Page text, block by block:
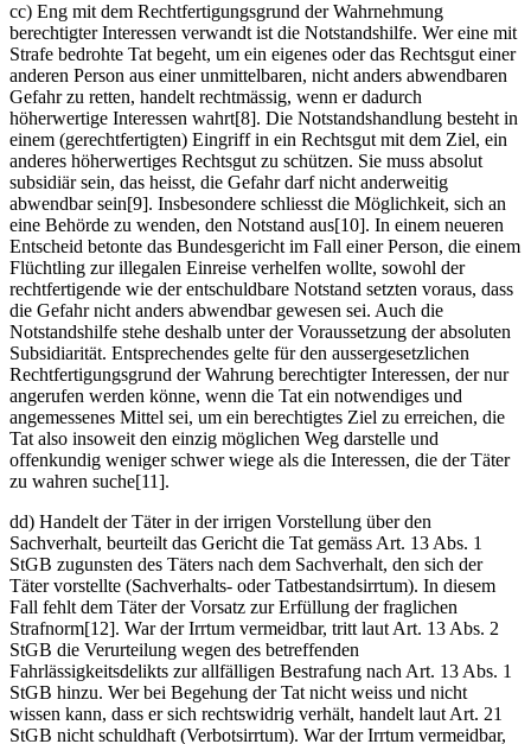
cc) Eng mit dem Rechtfertigungsgrund der Wahrnehmung
berechtigter Interessen verwandt ist die Notstandshilfe. Wer eine mit
Strafe bedrohte Tat begeht, um ein eigenes oder das Rechtsgut einer
anderen Person aus einer unmittelbaren, nicht anders abwendbaren
Gefahr zu retten, handelt rechtmässig, wenn er dadurch
höherwertige Interessen wahrt[8]. Die Notstandshandlung besteht in
einem (gerechtfertigten) Eingriff in ein Rechtsgut mit dem Ziel, ein
anderes höherwertiges Rechtsgut zu schützen. Sie muss absolut
subsidiär sein, das heisst, die Gefahr darf nicht anderweitig
abwendbar sein[9]. Insbesondere schliesst die Möglichkeit, sich an
eine Behörde zu wenden, den Notstand aus[10]. In einem neueren
Entscheid betonte das Bundesgericht im Fall einer Person, die einem
Flüchtling zur illegalen Einreise verhelfen wollte, sowohl der
rechtfertigende wie der entschuldbare Notstand setzten voraus, dass
die Gefahr nicht anders abwendbar gewesen sei. Auch die
Notstandshilfe stehe deshalb unter der Voraussetzung der absoluten
Subsidiarität. Entsprechendes gelte für den aussergesetzlichen
Rechtfertigungsgrund der Wahrung berechtigter Interessen, der nur
angerufen werden könne, wenn die Tat ein notwendiges und
angemessenes Mittel sei, um ein berechtigtes Ziel zu erreichen, die
Tat also insoweit den einzig möglichen Weg darstelle und
offenkundig weniger schwer wiege als die Interessen, die der Täter
zu wahren suche[11].
dd) Handelt der Täter in der irrigen Vorstellung über den
Sachverhalt, beurteilt das Gericht die Tat gemäss Art. 13 Abs. 1
StGB zugunsten des Täters nach dem Sachverhalt, den sich der
Täter vorstellte (Sachverhalts- oder Tatbestandsirrtum). In diesem
Fall fehlt dem Täter der Vorsatz zur Erfüllung der fraglichen
Strafnorm[12]. War der Irrtum vermeidbar, tritt laut Art. 13 Abs. 2
StGB die Verurteilung wegen des betreffenden
Fahrlässigkeitsdelikts zur allfälligen Bestrafung nach Art. 13 Abs. 1
StGB hinzu. Wer bei Begehung der Tat nicht weiss und nicht
wissen kann, dass er sich rechtswidrig verhält, handelt laut Art. 21
StGB nicht schuldhaft (Verbotsirrtum). War der Irrtum vermeidbar,